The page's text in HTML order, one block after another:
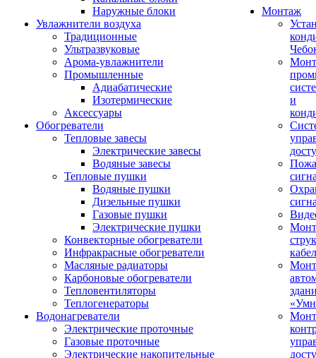
Наружные блоки
Увлажнители воздуха
Традиционные
Ультразвуковые
Арома-увлажнители
Промышленныe
Адиабатические
Изотермические
Аксессуары
Обогреватели
Тепловые завесы
Электрические завесы
Водяные завесы
Тепловые пушки
Водяные пушки
Дизельные пушки
Газовые пушки
Электрические пушки
Конвекторные обогреватели
Инфракрасные обогреватели
Масляные радиаторы
Карбоновые обогреватели
Тепловентиляторы
Теплогенераторы
Водонагреватели
Электрические проточные
Газовые проточные
Электрические накопительные
Монтаж
и